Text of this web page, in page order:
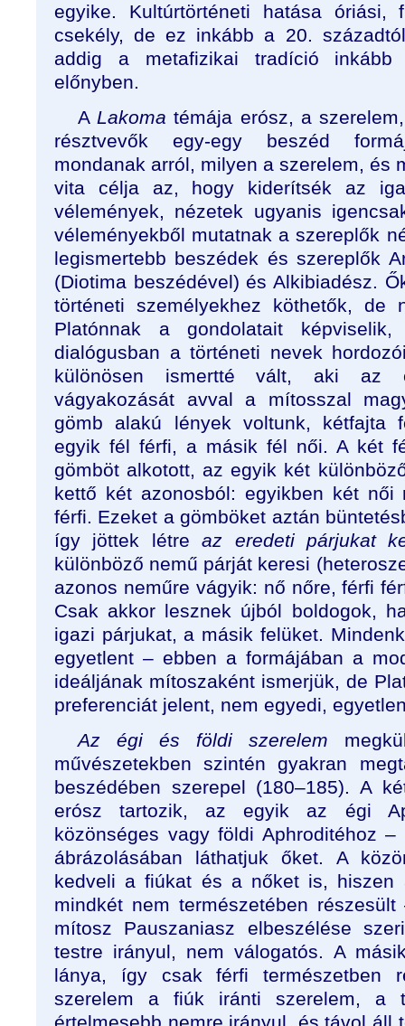
egyike. Kultúrtörténeti hatása óriási,
csekély, de ez inkább a 20.
addig a metafizikai tradíció inkább
előnyben.
A Lakoma témája erósz, a
résztvevők egy-egy beszéd
mondanak arról, milyen a szerelem, és
vita célja az, hogy kiderítsék az
vélemények, nézetek ugyanis
véleményekből mutatnak a szereplők
legismertebb beszédek és szereplők
(Diotima beszédével) és Alkibiadész.
történeti személyekhez köthetők, de
Platónnak a gondolatait
dialógusban a történeti nevek
különösen ismertté vált, aki az
vágyakozását avval a mítosszal
gömb alakú lények voltunk, kétfajta
egyik fél férfi, a másik fél női. A két
gömböt alkotott, az egyik két
kettő két azonosból: egyikben két
férfi. Ezeket a gömböket aztán
így jöttek létreaz eredeti párjukat
különböző nemű párját keresi
azonos neműre vágyik: nő nőre, férfi
Csak akkor lesznek újból boldogok,
igazi párjukat, a másik felüket.
egyetlent – ebben a formájában a
ideáljának mítoszaként ismerjük, de
preferenciát jelent, nem egyedi,
Az égi és földi szerelem
művészetekben szintén gyakran
beszédében szerepel (180–185). A
erósz tartozik, az egyik az égi
közönséges vagy földi Aphroditéhoz
ábrázolásában láthatjuk őket. A
kedveli a fiúkat és a nőket is, hiszen
mindkét nem természetében
mítosz Pauszaniasz elbeszélése
testre irányul, nem válogatós. A
lánya, így csak férfi természetben
szerelem a fiúk iránti szerelem, a